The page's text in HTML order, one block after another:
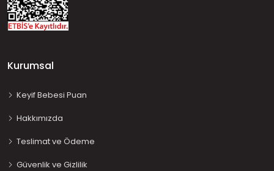
Kurumsal
Keyif Bebesi Puan
Hakkımızda
Teslimat ve Ödeme
Güvenlik ve Gizlilik